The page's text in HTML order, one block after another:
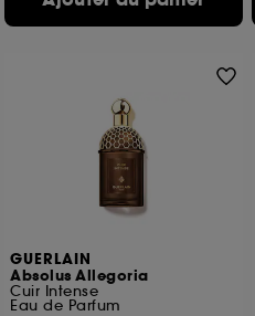
GUERLAIN
Absolus Allegoria
Cuir Intense
Eau de Parfum